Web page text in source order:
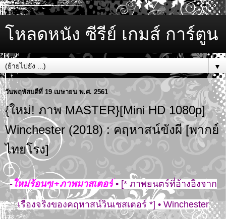
โหลดหนัง ซีรีย์ เกมส์ การ์ตูน
▼
วันพฤหัสบดีที่ 19 เมษายน พ.ศ. 2561
{ใหม่! ภาพ MASTER}[Mini HD 1080p]
Winchester (2018) : คฤหาสน์ขังผี [พากย์
ไทยโรง]
-ใหม่ร้อนๆ!+ภาพมาสเตอร์• [* ภาพยนตร์ที่อ้างอิงจาก
เรื่องจริงของคฤหาสน์วินเชสเตอร์ *] • Winchester